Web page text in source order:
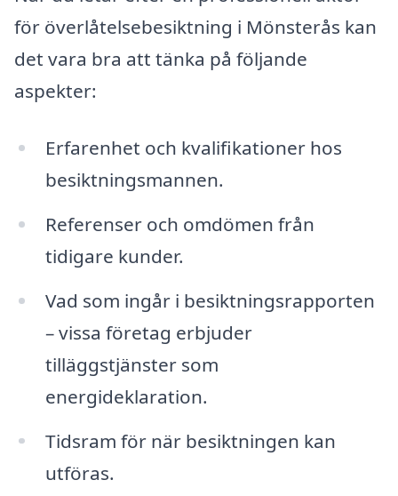
för överlåtelsebesiktning i Mönsterås kan
det vara bra att tänka på följande
aspekter:
Erfarenhet och kvalifikationer hos
besiktningsmannen.
Referenser och omdömen från
tidigare kunder.
Vad som ingår i besiktningsrapporten
– vissa företag erbjuder
tilläggstjänster som
energideklaration.
Tidsram för när besiktningen kan
utföras.